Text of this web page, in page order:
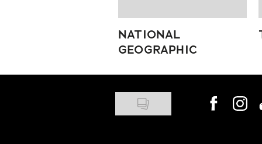
NATIONAL
GEOGRAPHIC
Visit us on
Visit